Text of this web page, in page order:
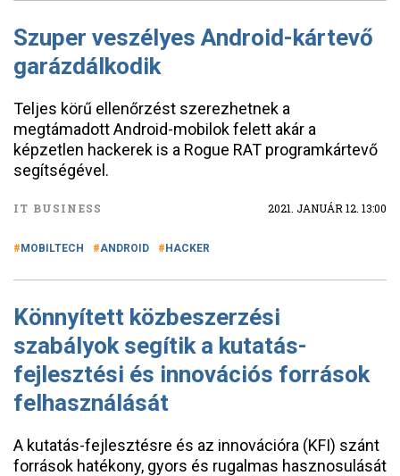
Szuper veszélyes Android-kártevő
garázdálkodik
Teljes körű ellenőrzést szerezhetnek a
megtámadott Android-mobilok felett akár a
képzetlen hackerek is a Rogue RAT programkártevő
segítségével.
IT BUSINESS 2021. JANUÁR 12. 13:00
MOBILTECH ANDROID HACKER
Könnyített közbeszerzési
szabályok segítik a kutatás-
fejlesztési és innovációs források
felhasználását
A kutatás-fejlesztésre és az innovációra (KFI) szánt
források hatékony, gyors és rugalmas hasznosulását